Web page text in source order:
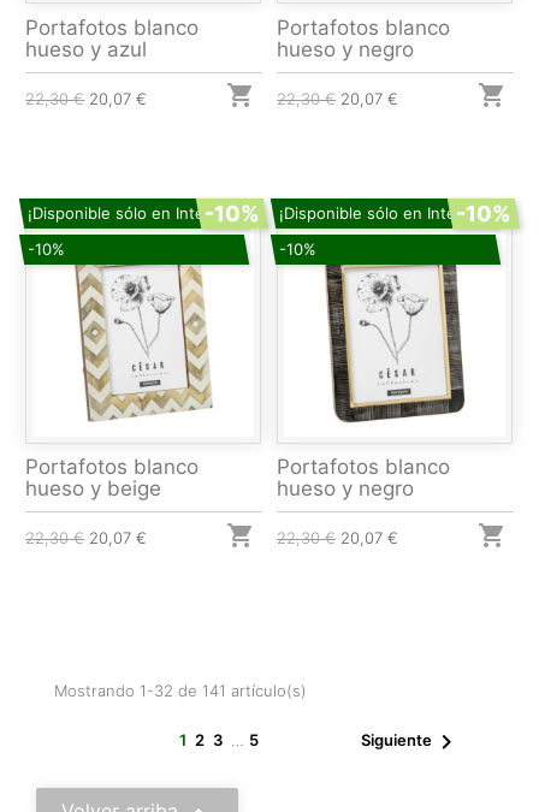
Portafotos blanco
hueso y azul
22,30 € 20,07 € 
Portafotos blanco
hueso y negro
22,30 € 20,07 € 
¡Disponible sólo en Internet!
-10%
-10%
Portafotos blanco
hueso y beige
22,30 € 20,07 € 
¡Disponible sólo en Internet!
-10%
-10%
Portafotos blanco
hueso y negro
22,30 € 20,07 € 
Mostrando 1-32 de 141 artículo(s)
1 2 3 … 5 Siguiente 